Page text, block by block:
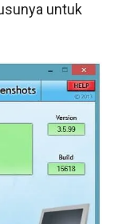
untuk